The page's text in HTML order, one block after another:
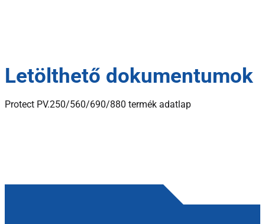
Letölthető dokumentumok
Protect PV.250/560/690/880 termék adatlap